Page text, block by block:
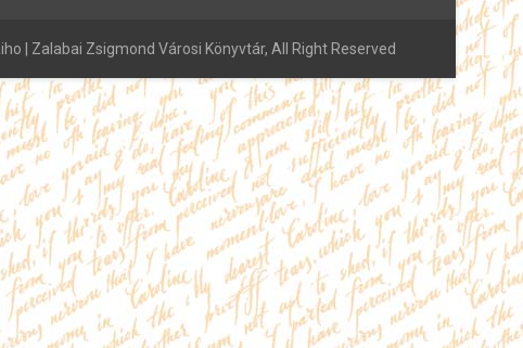
| Zalabai Zsigmond Városi Könyvtár, All Right Reserved